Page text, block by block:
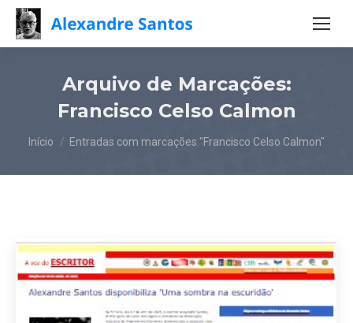
Arquivo de Marcações:
Francisco Celso Calmon
Você está aqui:
Início Entradas com marcações "Francisco Celso Calmon"